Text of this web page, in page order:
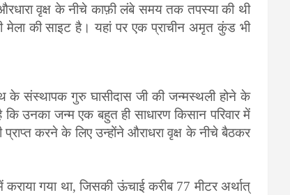
वृक्ष के नीचे काफ़ी लंबे समय तक तपस्या की थी
मेला की साइट है। यहां पर एक प्राचीन अमृत कुंड भी
के संस्थापक गुरु घासीदास जी की जन्मस्थली होने के
उनका जन्म एक बहुत ही साधारण किसान परिवार में
करने के लिए उन्होंने औराधरा वृक्ष के नीचे बैठकर
गया था, जिसकी ऊंचाई करीब 77 मीटर अर्थात्